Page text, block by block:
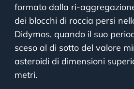
formato dalla ri-
dei blocchi di roccia persi
Didymos, quando il suo
sceso al di sotto del valore
asteroidi di dimensioni
metri.